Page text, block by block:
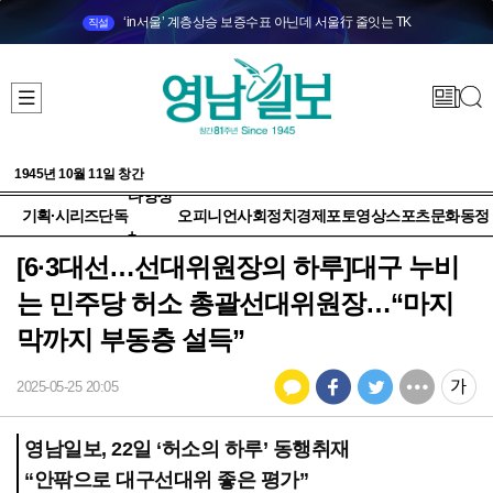
직설 ‘in서울’ 계층상승 보증수표 아닌데 서울行 줄잇는 TK
1945년 10월 11일 창간
기획·시리즈단독
다양성
+
오피니언사회정치 경제 포토영상스포츠문화동정
[6·3대선…선대위원장의 하루]대구 누비
는 민주당 허소 총괄선대위원장…“마지
막까지 부동층 설득”
2025-05-25 20:05
영남일보, 22일 ‘허소의 하루’ 동행취재
“안팎으로 대구선대위 좋은 평가”